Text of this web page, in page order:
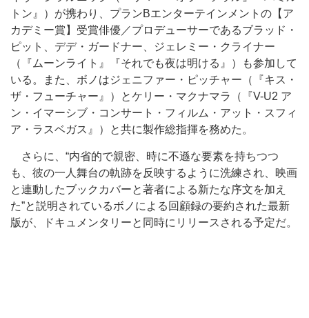
トン』）が携わり、プランBエンターテインメントの【ア
カデミー賞】受賞俳優／プロデューサーであるブラッド・
ピット、デデ・ガードナー、ジェレミー・クライナー
（『ムーンライト』『それでも夜は明ける』）も参加して
いる。また、ボノはジェニファー・ピッチャー（『キス・
ザ・フューチャー』）とケリー・マクナマラ（『V-U2 ア
ン・イマーシブ・コンサート・フィルム・アット・スフィ
ア・ラスベガス』）と共に製作総指揮を務めた。
さらに、“内省的で親密、時に不遜な要素を持ちつつ
も、彼の一人舞台の軌跡を反映するように洗練され、映画
と連動したブックカバーと著者による新たな序文を加え
た”と説明されているボノによる回顧録の要約された最新
版が、ドキュメンタリーと同時にリリースされる予定だ。